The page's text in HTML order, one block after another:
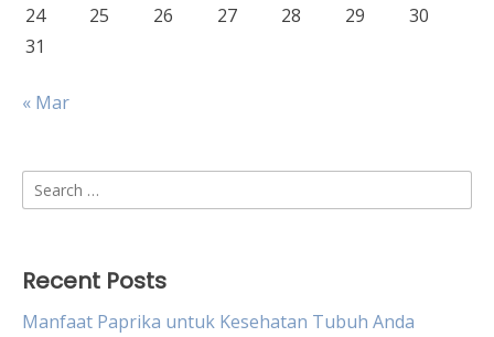
24 25 26 27 28 29
30
31
« Mar
Search
for:
Recent Posts
Manfaat Paprika untuk Kesehatan Tubuh Anda